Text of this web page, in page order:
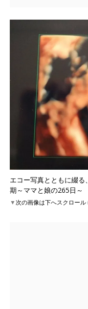
エコー写真とともに綴る
期～ママと娘の265日～
▼次の画像は下へスクロール